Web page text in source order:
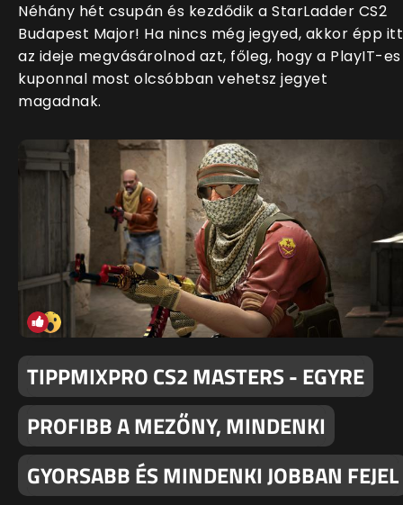
Néhány hét csupán és kezdődik a StarLadder CS2
Budapest Major! Ha nincs még jegyed, akkor épp itt
az ideje megvásárolnod azt, főleg, hogy a PlayIT-es
kuponnal most olcsóbban vehetsz jegyet
magadnak.
TIPPMIXPRO CS2 MASTERS - EGYRE
PROFIBB A MEZŐNY, MINDENKI
GYORSABB ÉS MINDENKI JOBBAN FEJEL